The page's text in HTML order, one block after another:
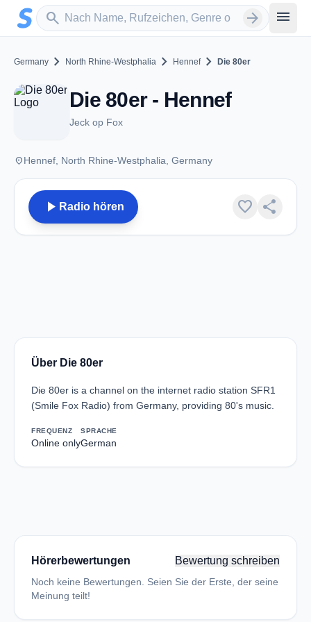
Zum Hauptinhalt springen
search
Sender suchen arrow_forward menu
Germany chevron_right North Rhine-Westphalia chevron_right Hennef chevron_right Die 80er
Die 80er - Hennef
Jeck op Fox
placeHennef, North Rhine-Westphalia, Germany
play_arrow Radio hören favorite share
Über Die 80er
Die 80er is a channel on the internet radio station SFR1
(Smile Fox Radio) from Germany, providing 80's music.
FREQUENZ
Online only
SPRACHE
German
Hörerbewertungen Bewertung schreiben
Noch keine Bewertungen. Seien Sie der Erste, der seine
Meinung teilt!